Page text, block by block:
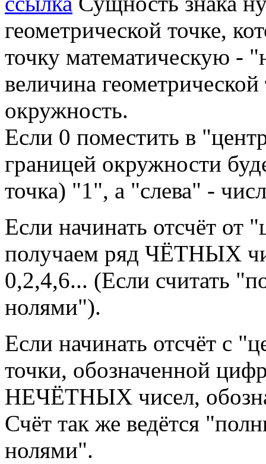
геометрической точке,
точку математическую -
величина
окружность.
Если 0 поместить в
границей окружности
точка) "1", а "слева" -
Если начинать отсчёт от
получаем ряд ЧЁТНЫХ
0,2,4,6... (Если считать
нолями").
Если начинать отсчёт с
точки, обозначенной
НЕЧЁТНЫХ чисел,
Счёт так же ведётся
нолями".